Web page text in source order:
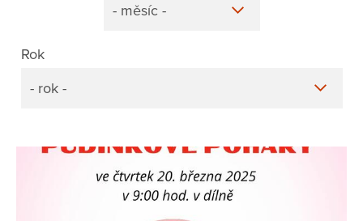
Rok
- rok -
- měsíc -